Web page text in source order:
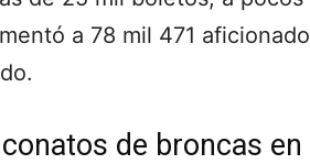
a 78 mil 471
de broncas en